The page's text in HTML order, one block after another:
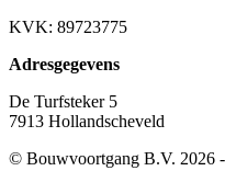
KVK: 89723775
Adresgegevens
De Turfsteker 5
7913 Hollandscheveld
© Bouwvoortgang B.V. 2026